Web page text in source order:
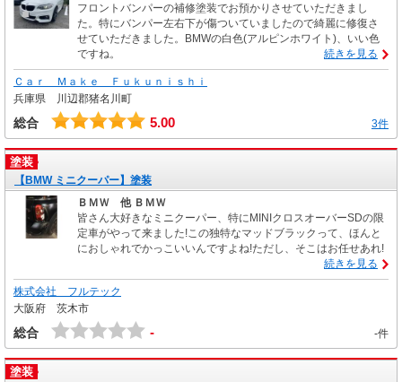
フロントバンパーの補修塗装でお預かりさせていただきまし
た。特にバンパー左右下が傷ついていましたので綺麗に修復さ
せていただきました。BMWの白色(アルピンホワイト)、いい色
ですね。
続きを見る
Ｃａｒ Ｍａｋｅ Ｆｕｋｕｎｉｓｈｉ
兵庫県 川辺郡猪名川町
総合 5.00 3件
塗装
【BMW ミニクーパー】塗装
ＢＭＷ 他 ＢＭＷ
皆さん大好きなミニクーパー、特にMINIクロスオーバーSDの限
定車がやって来ました!この独特なマッドブラックって、ほんと
におしゃれでかっこいいんですよね!ただし、そこはお任せあれ!
続きを見る
株式会社 フルテック
大阪府 茨木市
総合 - -件
塗装